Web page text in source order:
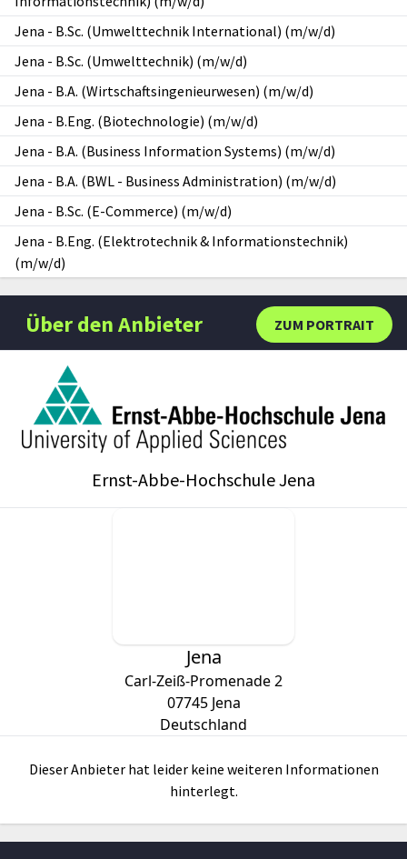
Jena - B.Sc. (Umwelttechnik International) (m/w/d)
Jena - B.Sc. (Umwelttechnik) (m/w/d)
Jena - B.A. (Wirtschaftsingenieurwesen) (m/w/d)
Jena - B.Eng. (Biotechnologie) (m/w/d)
Jena - B.A. (Business Information Systems) (m/w/d)
Jena - B.A. (BWL - Business Administration) (m/w/d)
Jena - B.Sc. (E-Commerce) (m/w/d)
Jena - B.Eng. (Elektrotechnik & Informationstechnik)
(m/w/d)
ZUM PORTRAIT
Über den Anbieter
Ernst-Abbe-Hochschule Jena
Jena
Carl-Zeiß-Promenade 2
07745 Jena
Deutschland
Dieser Anbieter hat leider keine weiteren Informationen
hinterlegt.